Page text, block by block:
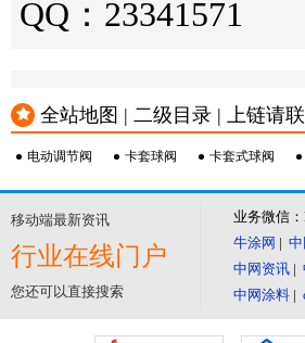
QQ：23341571
全站地图 | 二级目录 | 上链请
电动调节阀 卡套球阀 卡套式球阀
移动端最新资讯
行业在线门户
您还可以直接搜索
业务微信
牛涂网 |
中网资讯 |
中网涂料 |